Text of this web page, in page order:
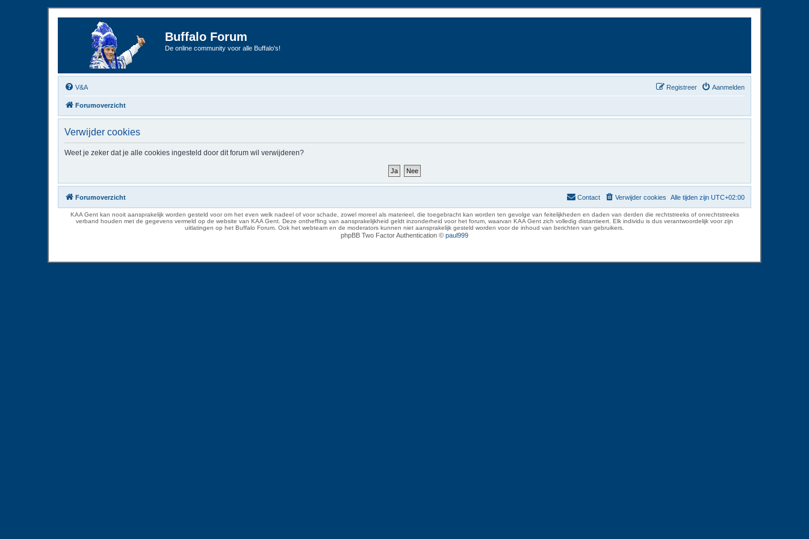
Buffalo Forum
De online community voor alle Buffalo's!
V&A Aanmelden
Registreer
Forumoverzicht
Verwijder cookies
Weet je zeker dat je alle cookies ingesteld door dit forum wil verwijderen?
Forumoverzicht Alle tijden zijn UTC+02:00
Verwijder cookies
Contact
KAA Gent kan nooit aansprakelijk worden gesteld voor om het even welk nadeel of voor schade, zowel moreel als materieel, die toegebracht kan worden ten gevolge van feitelijkheden en daden van derden die rechtstreeks of onrechtstreeks
verband houden met de gegevens vermeld op de website van KAA Gent. Deze ontheffing van aansprakelijkheid geldt inzonderheid voor het forum, waarvan KAA Gent zich volledig distantieert. Elk individu is dus verantwoordelijk voor zijn
uitlatingen op het Buffalo Forum. Ook het webteam en de moderators kunnen niet aansprakelijk gesteld worden voor de inhoud van berichten van gebruikers.
phpBB Two Factor Authentication © paul999